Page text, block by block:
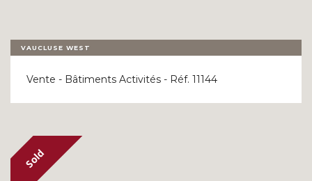
VAUCLUSE WEST
Vente - Bâtiments Activités - Réf. 11144